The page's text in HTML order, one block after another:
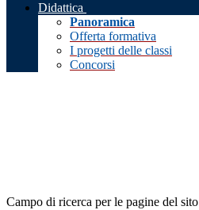
Didattica
Panoramica
Offerta formativa
I progetti delle classi
Concorsi
Campo di ricerca per le pagine del sito